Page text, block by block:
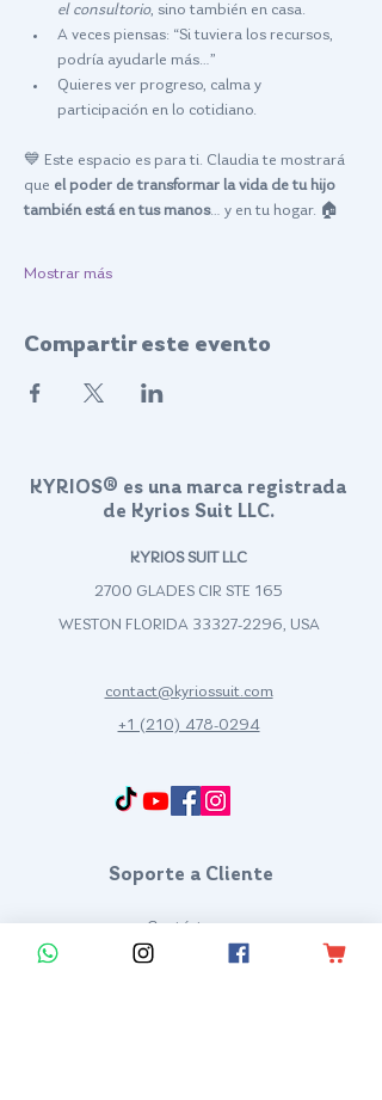
el consultorio, sino también en casa.
A veces piensas: “Si tuviera los recursos,
podría ayudarle más…”
Quieres ver progreso, calma y
participación en lo cotidiano.
💙 Este espacio es para ti. Claudia te mostrará
que el poder de transformar la vida de tu hijo
también está en tus manos… y en tu hogar. 🏠
Mostrar más
Compartir este evento
KYRIOS® es una marca registrada
de Kyrios Suit LLC.
KYRIOS SUIT LLC
2700 GLADES CIR STE 165
WESTON FLORIDA 33327-2296, USA
contact@kyriossuit.com
+1 (210) 478-0294
Soporte a Cliente
Contáctanos
Centro de Ayuda